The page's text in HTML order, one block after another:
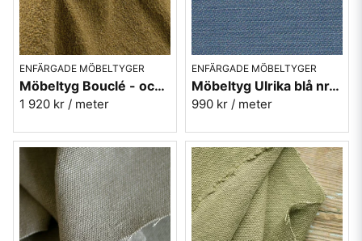
ENFÄRGADE MÖBELTYGER
Möbeltyg Bouclé - ockragul nr.5
1 920 kr / meter
ENFÄRGADE MÖBELTYGER
Möbeltyg Ulrika blå nr.51 - Carl Malmstens-kvalitet
990 kr / meter